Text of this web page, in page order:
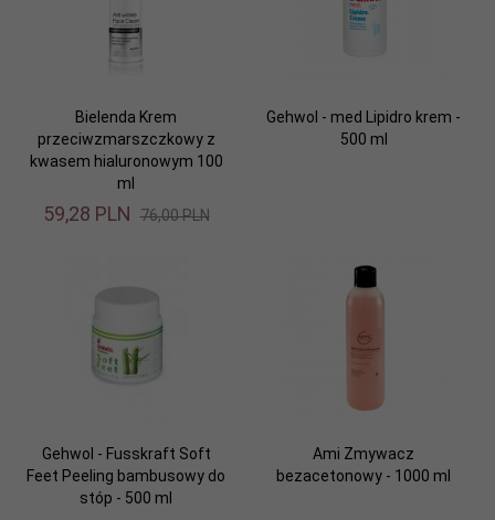
Bielenda Krem
przeciwzmarszczkowy z
kwasem hialuronowym 100
ml
59,28 PLN 76,00 PLN
Gehwol - med Lipidro krem -
500 ml
Gehwol - Fusskraft Soft
Feet Peeling bambusowy do
stóp - 500 ml
Ami Zmywacz
bezacetonowy - 1000 ml